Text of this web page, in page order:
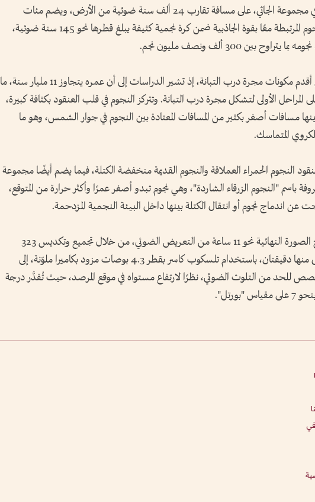
ويقع العنقود في مجموعة الجاثي، على مسافة تقارب 24 ألف سنة ضوئية من الأرض، ويضم مئات
الآلاف من النجوم المرتبطة معًا بقوة الجاذبية ضمن كرة نجمية كثيفة يبلغ قطرها نحو 145 سنة ضوئية،
بين 300 ألف ونصف مليون نجم.
ويعد M13 من أقدم مكونات مجرة درب التبانة، إذ تشير الدراسات إلى أن عمره يتجاوز 11 مليار سنة، ما
المراحل الأولى لتشكل مجرة درب التبانة. وتتركز النجوم في قلب العنقود بكثافة كبيرة،
مسافات أصغر بكثير من المسافات المعتادة بين النجوم في جوار الشمس، وهو ما
المتماسك.
النجوم الحمراء العملاقة والنجوم القديمة منخفضة الكتلة، فيما يضم أيضًا مجموعة
باسم "النجوم الزرقاء الشاردة"، وهي نجوم تبدو أصغر عمرًا وأكثر حرارة من المتوقع،
عن اندماج نجوم أو انتقال الكتلة بينها داخل البيئة النجمية المزدحمة.
واستغرق إنتاج الصورة النهائية نحو 11 ساعة من التعريض الضوئي، من خلال تجميع وتكديس 323
صورة، مدة كل منها دقيقتان، باستخدام تلسكوب كاسر بقطر 4.3 بوصات مزود بكاميرا ملوّنة، إلى
للحد من التلوث الضوئي، نظرًا لارتفاع مستواه في موقع المرصد، حيث تُقدَّر درجة
"بورتل".